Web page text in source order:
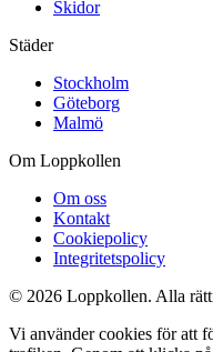
Skidor
Städer
Stockholm
Göteborg
Malmö
Om Loppkollen
Om oss
Kontakt
Cookiepolicy
Integritetspolicy
© 2026 Loppkollen. Alla
Vi använder cookies för att